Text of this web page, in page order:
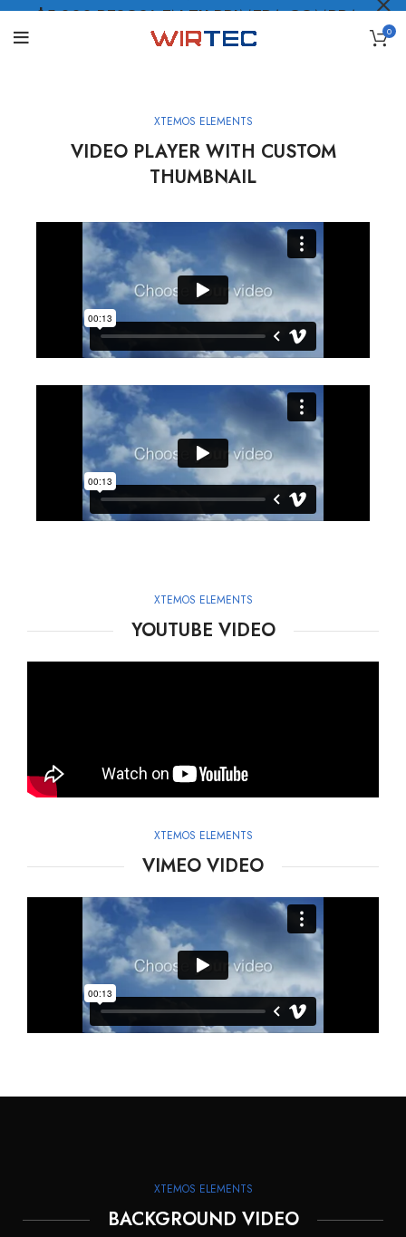
0
XTEMOS ELEMENTS
VIDEO PLAYER WITH CUSTOM
THUMBNAIL
XTEMOS ELEMENTS
YOUTUBE VIDEO
XTEMOS ELEMENTS
VIMEO VIDEO
XTEMOS ELEMENTS
BACKGROUND VIDEO
$5.000 PESOS* EN TU PRIMERA COMPRA